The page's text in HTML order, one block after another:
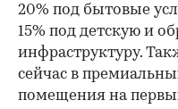
20% под бытовые
15% под детскую и
инфраструктуру.
сейчас в
помещения на